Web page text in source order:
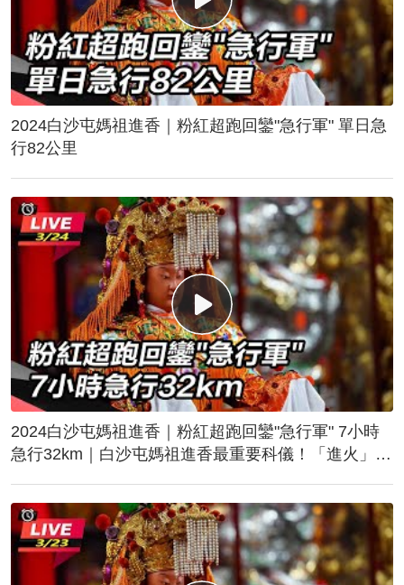
2024白沙屯媽祖進香｜粉紅超跑回鑾"急行軍" 單日急
行82公里
2024白沙屯媽祖進香｜粉紅超跑回鑾"急行軍" 7小時
急行32km｜白沙屯媽祖進香最重要科儀！「進火」儀